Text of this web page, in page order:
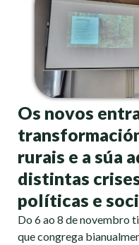
Os novos
rurais e a súa
distintas
políticas e
Do 6 ao 8 de novembro
que congrega